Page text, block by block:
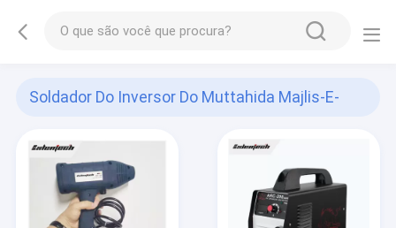
Soldador Do Inversor Do Muttahida Majlis-E-
(37)